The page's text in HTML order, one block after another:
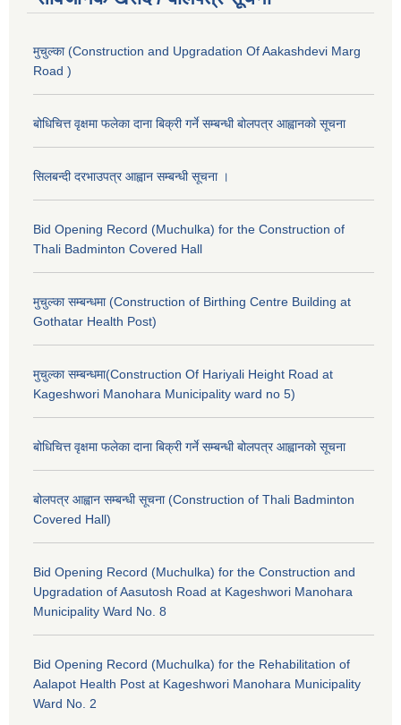
मुचुल्का (Construction and Upgradation Of Aakashdevi Marg
Road )
बोधिचित्त वृक्षमा फलेका दाना बिक्री गर्ने सम्बन्धी बोलपत्र आह्वानको सूचना
सिलबन्दी दरभाउपत्र आह्वान सम्बन्धी सूचना ।
Bid Opening Record (Muchulka) for the Construction of
Thali Badminton Covered Hall
मुचुल्का सम्बन्धमा (Construction of Birthing Centre Building at
Gothatar Health Post)
मुचुल्का सम्बन्धमा(Construction Of Hariyali Height Road at
Kageshwori Manohara Municipality ward no 5)
बोधिचित्त वृक्षमा फलेका दाना बिक्री गर्ने सम्बन्धी बोलपत्र आह्वानको सूचना
बोलपत्र आह्वान सम्बन्धी सूचना (Construction of Thali Badminton
Covered Hall)
Bid Opening Record (Muchulka) for the Construction and
Upgradation of Aasutosh Road at Kageshwori Manohara
Municipality Ward No. 8
Bid Opening Record (Muchulka) for the Rehabilitation of
Aalapot Health Post at Kageshwori Manohara Municipality
Ward No. 2